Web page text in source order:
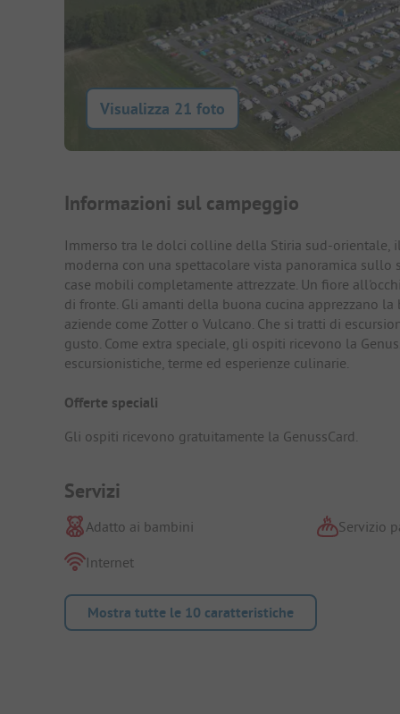
Visualizza 21 foto
Presentazione del
Informazioni sul campeggio
Immerso tra le dolci colline della Stiria sud-orientale,
moderna con una spettacolare vista panoramica
case mobili completamente attrezzate. Un fiore
di fronte. Gli amanti della buona cucina apprezzano
aziende come Zotter o Vulcano. Che si tratti di
gusto. Come extra speciale, gli ospiti ricevono la
escursionistiche, terme ed esperienze culinarie.
Offerte speciali
Gli ospiti ricevono gratuitamente la GenussCard.
Servizi
Adatto ai bambini
Servizio
Internet
Mostra tutte le 10 caratteristiche